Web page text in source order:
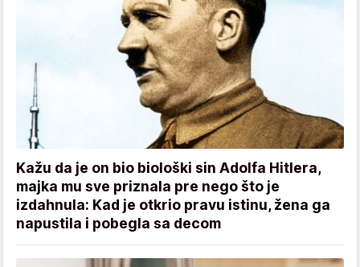
Kažu da je on bio biološki sin Adolfa Hitlera,
majka mu sve priznala pre nego što je
izdahnula: Kad je otkrio pravu istinu, žena ga
napustila i pobegla sa decom